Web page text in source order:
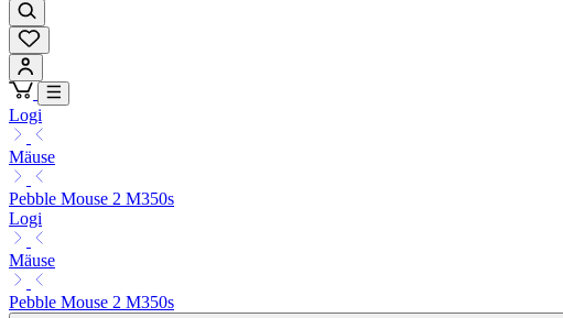
Logi
Mäuse
Pebble Mouse 2 M350s
Logi
Mäuse
Pebble Mouse 2 M350s